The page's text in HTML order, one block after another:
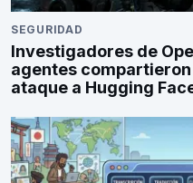
SEGURIDAD
Investigadores de
agentes
ataque a Hugging